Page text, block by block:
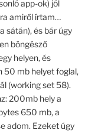
app-ok) jól
amiről írtam…
sátán), és bár úgy
böngésző
helyen, és
50 mb helyet foglal,
(working set 58).
200mb hely a
650 mb, a
adom. Ezeket úgy